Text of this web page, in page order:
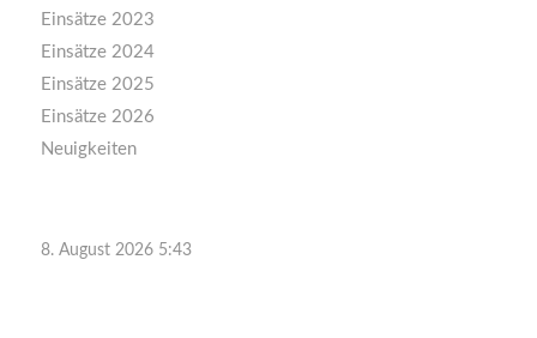
Einsätze 2023
Einsätze 2024
Einsätze 2025
Einsätze 2026
Neuigkeiten
8. August 2026 5:43